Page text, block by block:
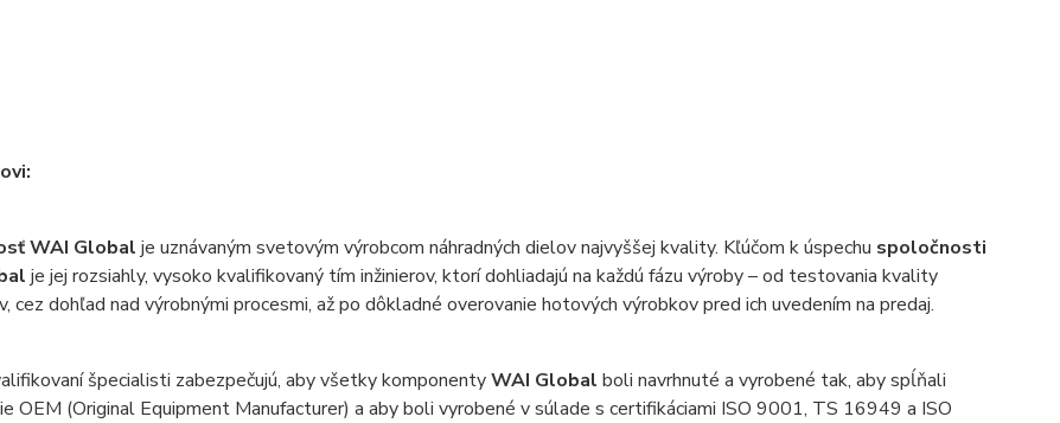
WAI Global je uznávaným svetovým výrobcom náhradných dielov najvyššej kvality. Kľúčom k úspechu spoločnosti
je jej rozsiahly, vysoko kvalifikovaný tím inžinierov, ktorí dohliadajú na každú fázu výroby – od testovania kvality
cez dohľad nad výrobnými procesmi, až po dôkladné overovanie hotových výrobkov pred ich uvedením na predaj.
špecialisti zabezpečujú, aby všetky komponentyWAI Global boli navrhnuté a vyrobené tak, aby spĺňali
OEM (Original Equipment Manufacturer) a aby boli vyrobené v súlade s certifikáciami ISO 9001, TS 16949 a ISO